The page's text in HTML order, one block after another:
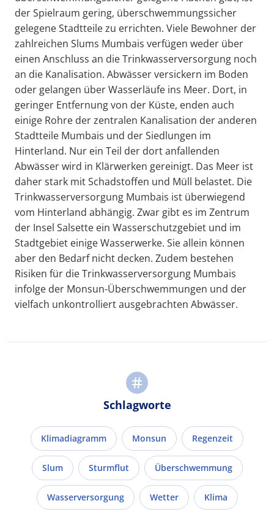
der Spielraum gering, überschwemmungssicher
gelegene Stadtteile zu errichten. Viele Bewohner der
zahlreichen Slums Mumbais verfügen weder über
einen Anschluss an die Trinkwasserversorgung noch
an die Kanalisation. Abwässer versickern im Boden
oder gelangen über Wasserläufe ins Meer. Dort, in
geringer Entfernung von der Küste, enden auch
einige Rohre der zentralen Kanalisation der anderen
Stadtteile Mumbais und der Siedlungen im
Hinterland. Nur ein Teil der dort anfallenden
Abwässer wird in Klärwerken gereinigt. Das Meer ist
daher stark mit Schadstoffen und Müll belastet. Die
Trinkwasserversorgung Mumbais ist überwiegend
vom Hinterland abhängig. Zwar gibt es im Zentrum
der Insel Salsette ein Wasserschutzgebiet und im
Stadtgebiet einige Wasserwerke. Sie allein können
aber den Bedarf nicht decken. Zudem bestehen
Risiken für die Trinkwasserversorgung Mumbais
infolge der Monsun-Überschwemmungen und der
vielfach unkontrolliert ausgebrachten Abwässer.
Schlagworte
Klimadiagramm Monsun Regenzeit
Slum Sturmflut Überschwemmung
Wasserversorgung Wetter Klima